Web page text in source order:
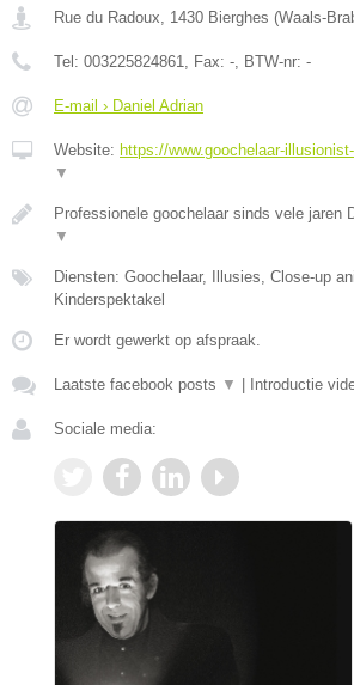
Rue du Radoux 1430 Bierghes (Waals-
Tel: 003225824861 , Fax: - , BTW-nr: -
E-mail › Daniel Adrian
Website: https://www.goochelaar-
▼
Professionele goochelaar sinds vele jaren
▼
Diensten: Goochelaar, Illusies, Close-up
Kinderspektakel
Er wordt gewerkt op afspraak.
Laatste facebook posts ▼ | Introductie
Sociale media: